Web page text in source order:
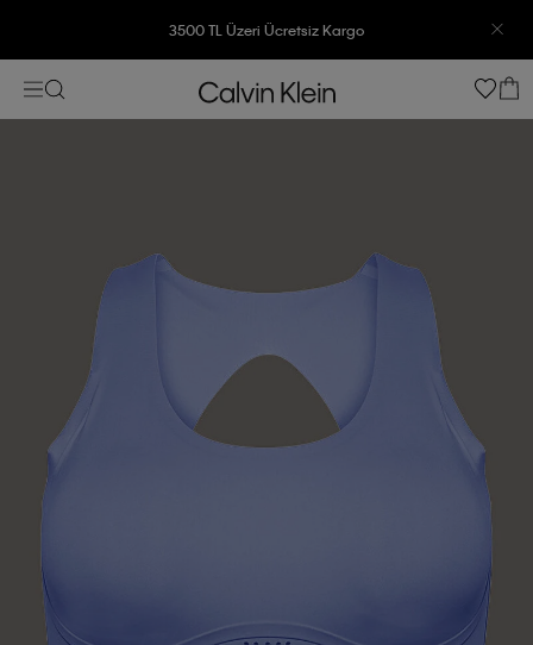
3500 TL Üzeri Ücretsiz Kargo
7500 TL Ve Üzeri Alışverişlerinizde 6 Taksit İmkanı